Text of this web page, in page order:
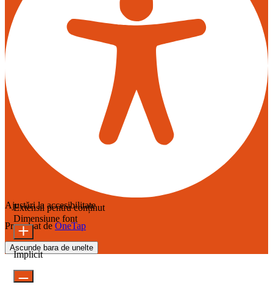
Ajustări la accesibilitate
Propulsat de OneTap
Ascunde bara de unelte
Extensii pentru conținut
Dimensiune font
Implicit